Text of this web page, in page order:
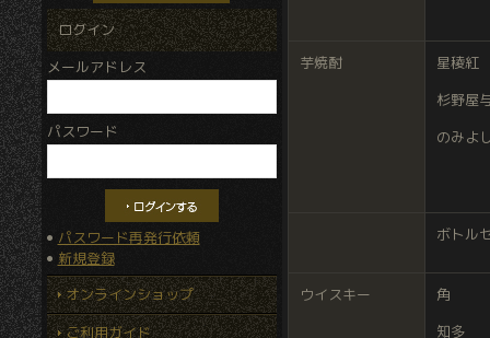
芋焼酎
星稜紅
杉野屋
のみよ
ボトル
ウイスキー
角
知多
カートの中を見る
ログイン
メールアドレス
パスワード
パスワード再発行依頼
新規登録
オンラインショップ
ご利用ガイド